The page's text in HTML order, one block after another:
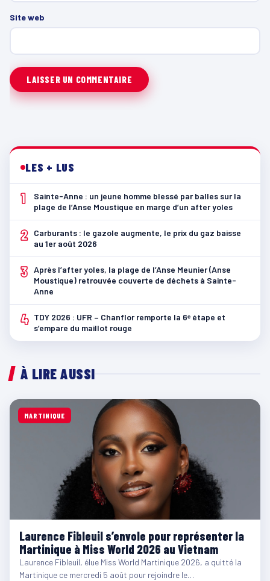
Site web
LES + LUS
1
Sainte-Anne : un jeune homme blessé par balles sur la
plage de l’Anse Moustique en marge d’un after yoles
2
Carburants : le gazole augmente, le prix du gaz baisse
au 1er août 2026
3 Après l’after yoles, la plage de l’Anse Meunier (Anse
Moustique) retrouvée couverte de déchets à Sainte-
Anne
4 TDY 2026 : UFR – Chanflor remporte la 6ᵉ étape et
s’empare du maillot rouge
À LIRE AUSSI
MARTINIQUE
Laurence Fibleuil s’envole pour représenter la
Martinique à Miss World 2026 au Vietnam
Laurence Fibleuil, élue Miss World Martinique 2026, a quitté la
Martinique ce mercredi 5 août pour rejoindre le…